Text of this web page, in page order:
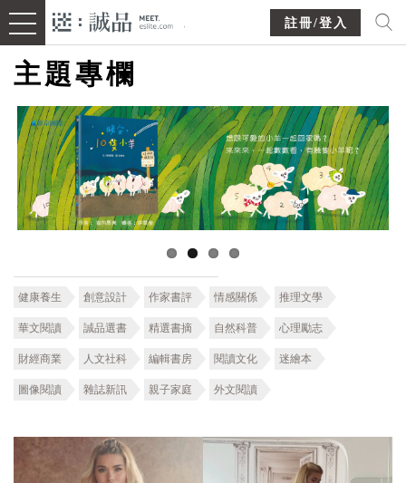
註冊/登入
主題專欄
健康養生 創意設計 作家書評 情感關係 推理文學
華文閱讀 誠品選書 精選書摘 自然科普 心理勵志
財經商業 人文社科 編輯書房 閱讀文化 迷繪本
圖像閱讀 雜誌新訊 親子家庭 外文閱讀